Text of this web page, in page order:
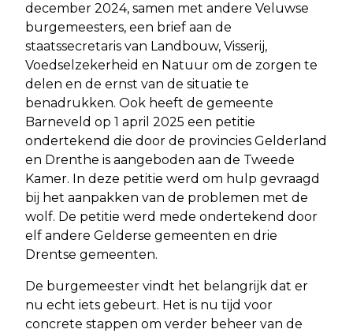
december 2024, samen met andere Veluwse
burgemeesters, een brief aan de
staatssecretaris van Landbouw, Visserij,
Voedselzekerheid en Natuur om de zorgen te
delen en de ernst van de situatie te
benadrukken. Ook heeft de gemeente
Barneveld op 1 april 2025 een petitie
ondertekend die door de provincies Gelderland
en Drenthe is aangeboden aan de Tweede
Kamer. In deze petitie werd om hulp gevraagd
bij het aanpakken van de problemen met de
wolf. De petitie werd mede ondertekend door
elf andere Gelderse gemeenten en drie
Drentse gemeenten.
De burgemeester vindt het belangrijk dat er
nu echt iets gebeurt. Het is nu tijd voor
concrete stappen om verder beheer van de